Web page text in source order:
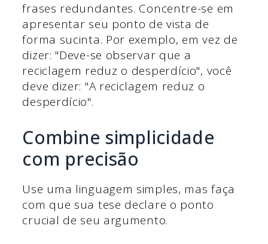
frases redundantes. Concentre-se em
apresentar seu ponto de vista de
forma sucinta. Por exemplo, em vez de
dizer: "Deve-se observar que a
reciclagem reduz o desperdício", você
deve dizer: "A reciclagem reduz o
desperdício".
Combine simplicidade
com precisão
Use uma linguagem simples, mas faça
com que sua tese declare o ponto
crucial de seu argumento.